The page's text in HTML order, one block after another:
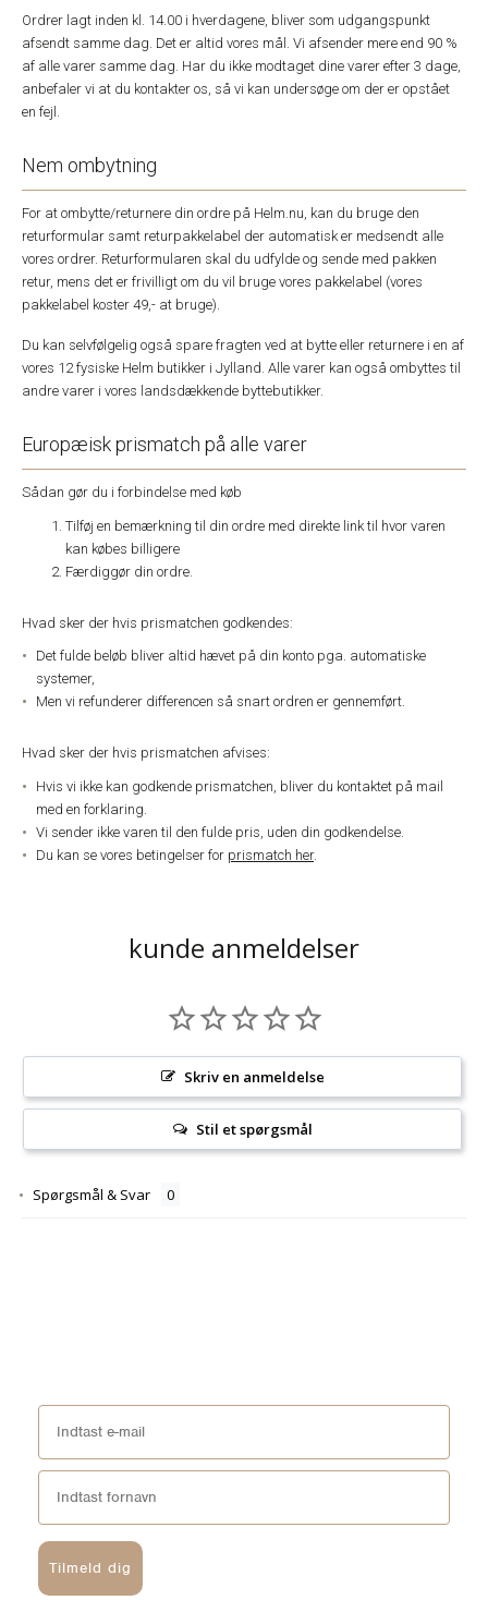
Ordrer lagt inden kl. 14.00 i hverdagene, bliver som udgangspunkt
afsendt samme dag. Det er altid vores mål. Vi afsender mere end 90 %
af alle varer samme dag. Har du ikke modtaget dine varer efter 3 dage,
anbefaler vi at du kontakter os, så vi kan undersøge om der er opstået
en fejl.
Nem ombytning
For at ombytte/returnere din ordre på Helm.nu, kan du bruge den
returformular samt returpakkelabel der automatisk er medsendt alle
vores ordrer. Returformularen skal du udfylde og sende med pakken
retur, mens det er frivilligt om du vil bruge vores pakkelabel (vores
pakkelabel koster 49,- at bruge).
Du kan selvfølgelig også spare fragten ved at bytte eller returnere i en af
vores 12 fysiske Helm butikker i Jylland. Alle varer kan også ombyttes til
andre varer i vores landsdækkende byttebutikker.
Europæisk prismatch på alle varer
Sådan gør du i forbindelse med køb
Tilføj en bemærkning til din ordre med direkte link til hvor varen
kan købes billigere
Færdiggør din ordre.
Hvad sker der hvis prismatchen godkendes:
Det fulde beløb bliver altid hævet på din konto pga. automatiske
systemer,
Men vi refunderer differencen så snart ordren er gennemført.
Hvad sker der hvis prismatchen afvises:
Hvis vi ikke kan godkende prismatchen, bliver du kontaktet på mail
med en forklaring.
Vi sender ikke varen til den fulde pris, uden din godkendelse.
Du kan se vores betingelser for prismatch her.
kunde anmeldelser
Skriv en anmeldelse
Stil et spørgsmål
Spørgsmål & Svar
Tilmeld dig